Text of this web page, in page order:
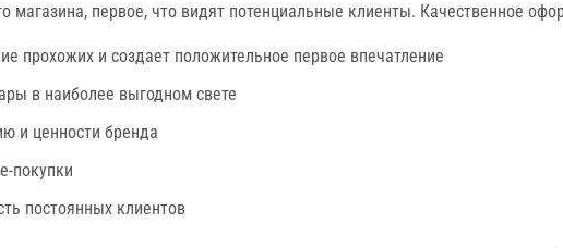
магазина, первое, что видят потенциальные клиенты. Качественное
прохожих и создает положительное первое впечатление
в наиболее выгодном свете
и ценности бренда
покупки
постоянных клиентов